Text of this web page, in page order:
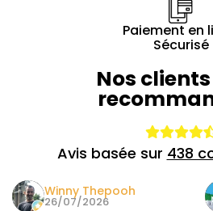
Paiement en
Sécurisé
Nos
Avis basée sur 438
Winny Thepooh
26/07/2026